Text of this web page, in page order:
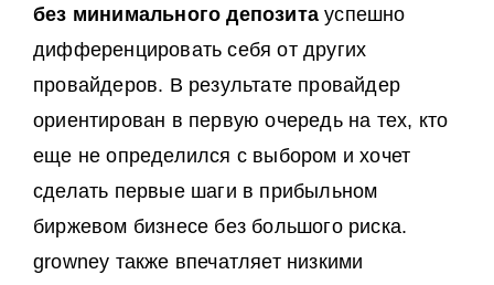
без минимального депозитауспешно
дифференцировать себя от других
провайдеров. В результате провайдер
ориентирован в первую очередь на тех, кто
еще не определился с выбором и хочет
сделать первые шаги в прибыльном
биржевом бизнесе без большого риска.
growney также впечатляет низкими